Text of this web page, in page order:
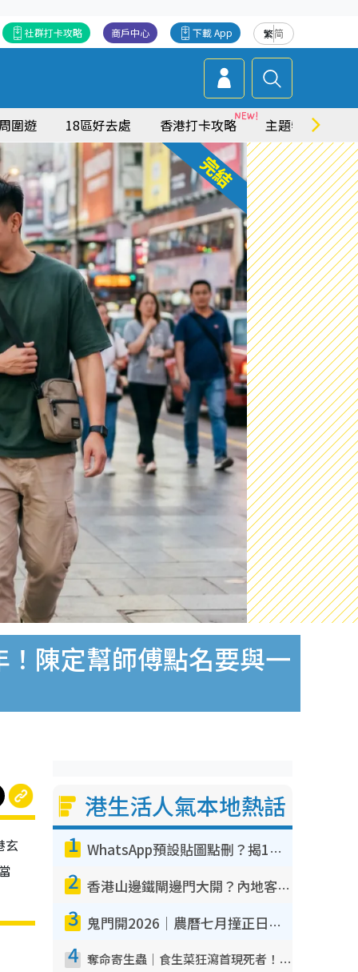
繁简
下載 App
商戶中心
社群打卡攻略
圍遊 18區好去處 香港打卡攻略 主題特集
陳定幫師傅點名要與一
玄
港生活人氣本地熱話
1 WhatsApp預設貼圖點刪？揭1招「反向操作」還原簡潔介面 附3步實測教學
2 香港山邊鐵閘邊門大開？內地客困惑意義何在！網民神回覆：呢種叫法理性防禦
3 鬼門開2026｜農曆七月撞正日全食特別邪？專家警告切忌做一事！揭4大禁忌+2招保平安
4 奪命寄生蟲｜食生菜狂瀉首現死者！疫潮惡化錄1.8萬宗病例 揭洗菜3大謬誤